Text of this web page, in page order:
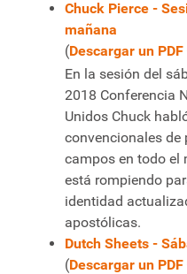
Chuck Pierce -
mañana
(Descargar un PDF
En la sesión del
2018 Conferencia
Unidos Chuck
convencionales de
campos en todo el
está rompiendo
identidad
apostólicas.
Dutch Sheets -
(Descargar un PDF